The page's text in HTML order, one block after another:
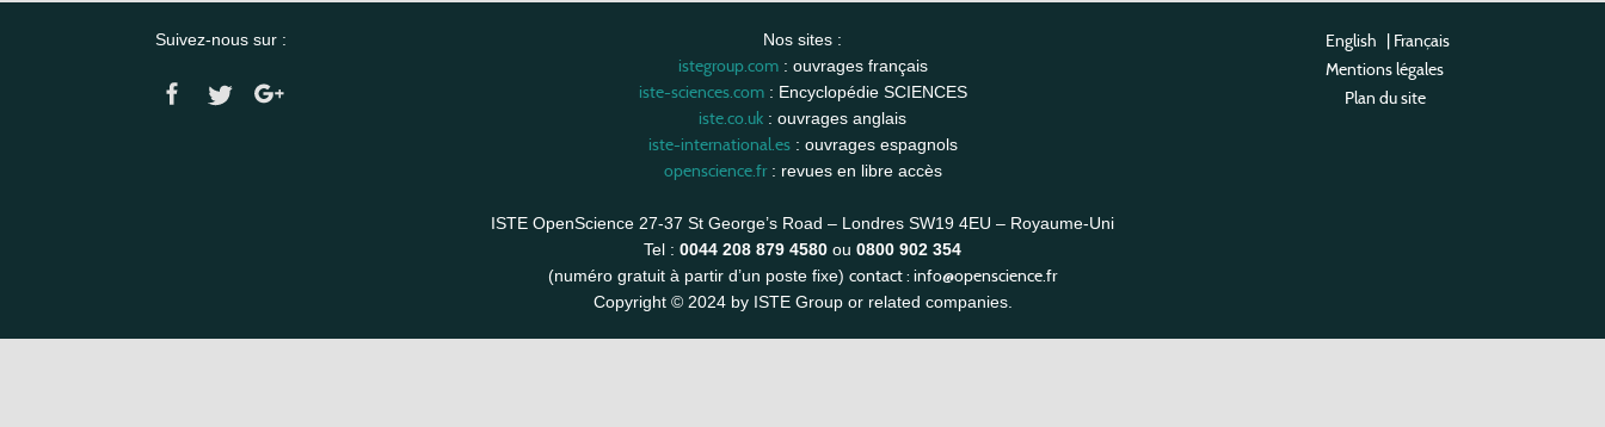
Suivez-nous sur : Nos sites :
istegroup.com: ouvrages français
iste-sciences.com: Encyclopédie SCIENCES
iste.co.uk : ouvrages anglais
iste-international.es: ouvrages espagnols
openscience.fr: revues en libre accès
ISTE OpenScience 27-37 St George’s Road – Londres SW19 4EU – Royaume-Uni
Tel : 0044 208 879 4580 ou 0800 902 354
(numéro gratuit à partir d’un poste fixe) contact : info@openscience.fr
Copyright © 2024 by ISTE Group or related companies.
English | Français
Mentions légales
Plan du site